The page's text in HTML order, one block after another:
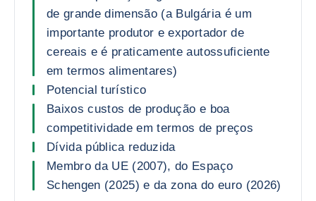
de grande dimensão (a Bulgária é um
importante produtor e exportador de
cereais e é praticamente autossuficiente
em termos alimentares)
Potencial turístico
Baixos custos de produção e boa
competitividade em termos de preços
Dívida pública reduzida
Membro da UE (2007), do Espaço
Schengen (2025) e da zona do euro (2026)